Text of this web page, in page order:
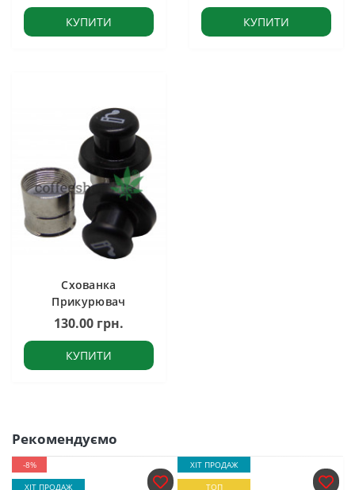
КУПИТИ КУПИТИ
Схованка
Прикурювач
130.00 грн.
КУПИТИ
Рекомендуємо
-8%
ХІТ ПРОДАЖ
ХІТ ПРОДАЖ
ТОП